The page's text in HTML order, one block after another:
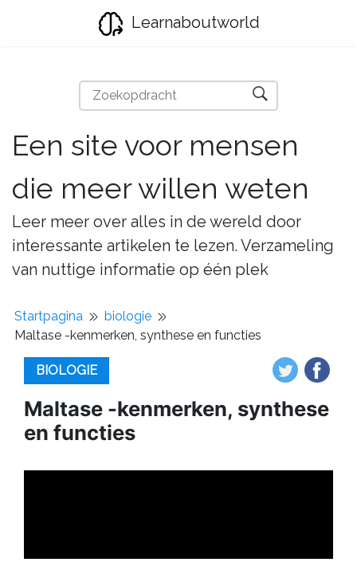
Learnaboutworld
Een site voor mensen
die meer willen weten
Leer meer over alles in de wereld door
interessante artikelen te lezen. Verzameling
van nuttige informatie op één plek
Startpagina
biologie
Maltase -kenmerken, synthese en functies
BIOLOGIE
Maltase -kenmerken, synthese
en functies